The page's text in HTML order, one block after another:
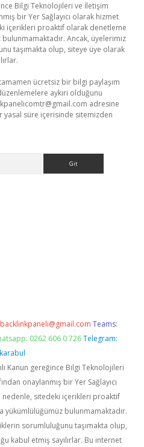
Bilgi Teknolojileri ve İletişim
bir Yer Sağlayıcı olarak hizmet
içerikleri proaktif olarak denetleme
Ancak, üyelerimiz
taşımakta olup, siteye üye olarak
ücretsiz bir bilgi paylaşım
aykırı olduğunu
adresine
süre içerisinde sitemizden
backlinkpaneli@gmail.com Teams:
0262 606 0 726 Telegram:
Kanun gereğince Bilgi Teknolojileri
onaylanmış bir Yer Sağlayıcı
sitedeki içerikleri proaktif
yükümlülüğümüz bulunmamaktadır.
sorumluluğunu taşımakta olup,
kabul etmiş sayılırlar. Bu internet